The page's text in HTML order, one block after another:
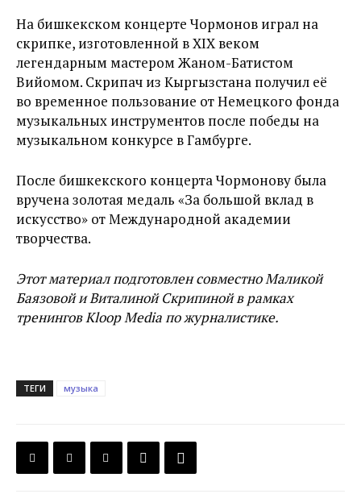
На бишкекском концерте Чормонов играл на
скрипке, изготовленной в XIX веком
легендарным мастером Жаном-Батистом
Вийомом. Скрипач из Кыргызстана получил её
во временное пользование от Немецкого фонда
музыкальных инструментов после победы на
музыкальном конкурсе в Гамбурге.
После бишкекского концерта Чормонову была
вручена золотая медаль «За большой вклад в
искусство» от Международной академии
творчества.
Этот материал подготовлен совместно Маликой
Баязовой и Виталиной Скрипиной в рамках
тренингов Kloop Media по журналистике.
ТЕГИ музыка